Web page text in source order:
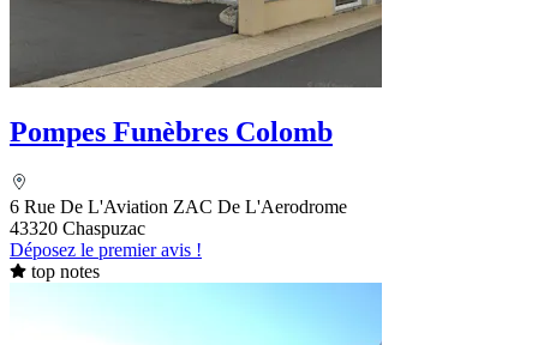
Pompes Funèbres Colomb
6 Rue De L'Aviation ZAC De L'Aerodrome
43320 Chaspuzac
Déposez le premier avis !
top notes